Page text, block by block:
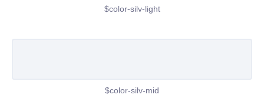
$color-silv-light
$color-silv-mid